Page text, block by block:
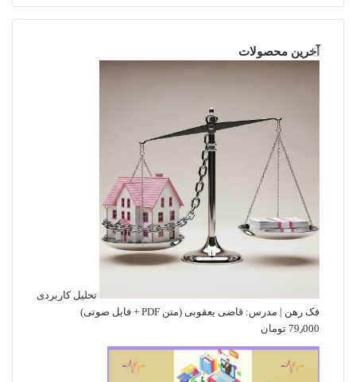
آخرین محصولات
تحلیل کاربردی
فک رهن | مدرس: قاضی یعقوبی (متن PDF + فایل صوتی)
79٫000 تومان